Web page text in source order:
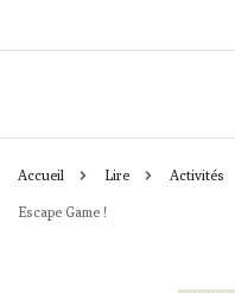
Flaubert
Accueil Lire Activités
Escape Game !